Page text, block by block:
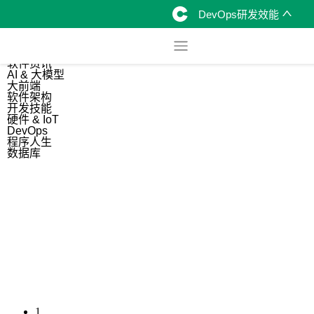
DevOps研发效能
软件资讯
AI & 大模型
大前端
软件架构
开发技能
硬件 & IoT
DevOps
程序人生
数据库
1